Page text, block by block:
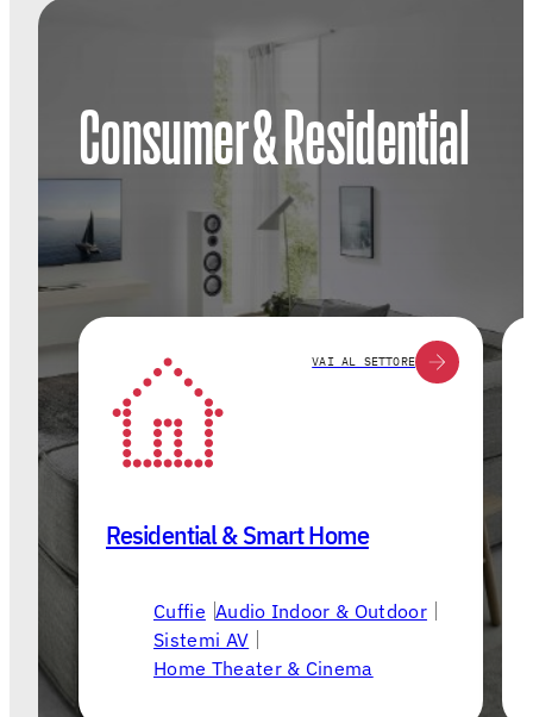
Consumer & Residential
VAI AL SETTORE
Residential & Smart Home
Cuffie Audio Indoor & Outdoor
Sistemi AV
Home Theater & Cinema